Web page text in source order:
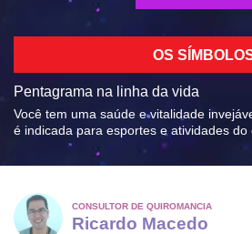
OS
Pentagrama na linha da vida
Você tem uma saúde e vitalidade
é indicada para esportes e atividades do
CONSULTOR DE QUIROMANCIA
Ricardo Macedo